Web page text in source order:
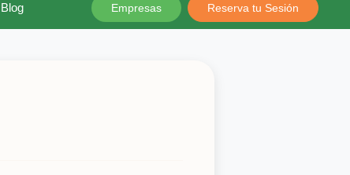
Blog Empresas Reserva tu Sesión